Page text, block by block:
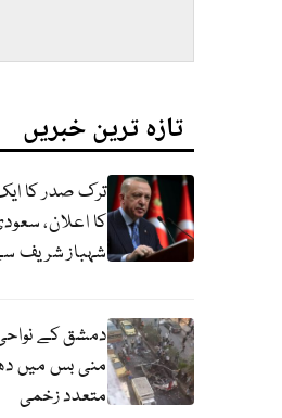
تازہ ترین خبریں
ترک صدر کا
کا اعلان،
شہباز شریف
دمشق کے
متعدد زخمی